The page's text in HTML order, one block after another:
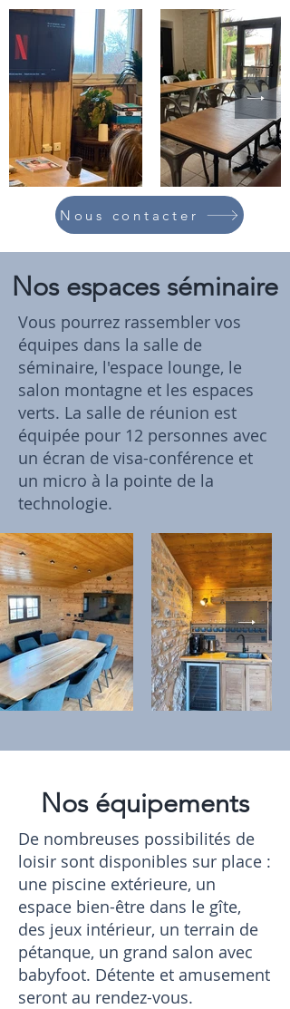
Nous contacter
Nos espaces séminaire
Vous pourrez rassembler vos
équipes dans la salle de
séminaire, l'espace lounge, le
salon montagne et les espaces
verts. La salle de réunion est
équipée pour 12 personnes avec
un écran de visa-conférence et
un micro à la pointe de la
technologie.
Nos équipements
De nombreuses possibilités de
loisir sont disponibles sur place :
une piscine extérieure, un
espace bien-être dans le gîte,
des jeux intérieur, un terrain de
pétanque, un grand salon avec
babyfoot. Détente et amusement
seront au rendez-vous.